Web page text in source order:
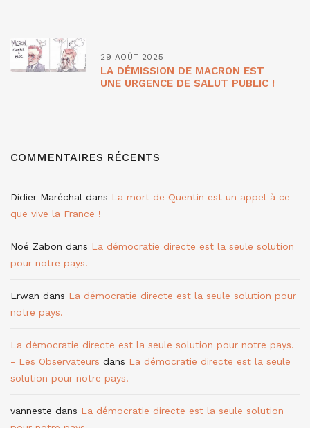
29 AOÛT 2025
LA DÉMISSION DE MACRON EST
UNE URGENCE DE SALUT PUBLIC !
COMMENTAIRES RÉCENTS
Didier Maréchal dans La mort de Quentin est un appel à ce
que vive la France !
Noé Zabon dans La démocratie directe est la seule solution
pour notre pays.
Erwan dans La démocratie directe est la seule solution pour
notre pays.
La démocratie directe est la seule solution pour notre pays.
- Les Observateurs dans La démocratie directe est la seule
solution pour notre pays.
vanneste dans La démocratie directe est la seule solution